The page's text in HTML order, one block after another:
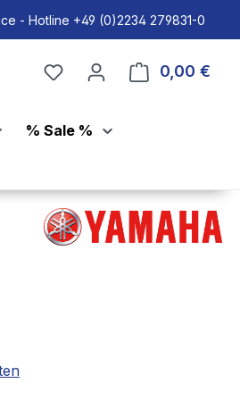
- Hotline +49 (0)2234 279831-0
0,00 €
% Sale %